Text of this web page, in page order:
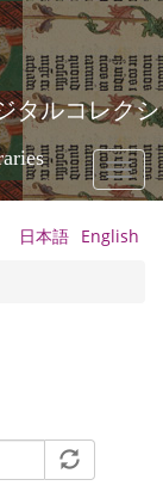
タルコレクシ
Toggle
日本語 English